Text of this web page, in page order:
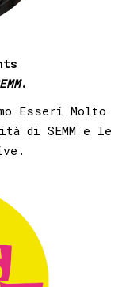
.
Esseri Molto
di SEMM e le